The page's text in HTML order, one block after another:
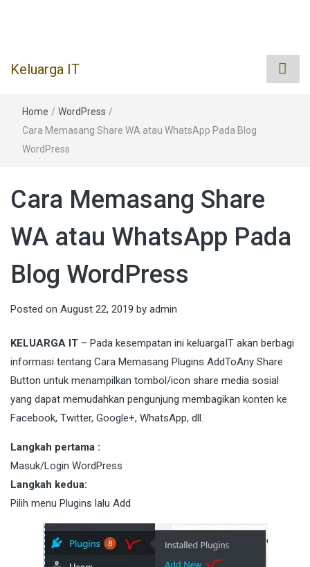
Keluarga IT
Home / WordPress /
Cara Memasang Share WA atau WhatsApp Pada Blog
WordPress
Cara Memasang Share
WA atau WhatsApp Pada
Blog WordPress
Posted on August 22, 2019 by admin
KELUARGA IT – Pada kesempatan ini keluargaIT akan berbagi
informasi tentang Cara Memasang Plugins AddToAny Share
Button untuk menampilkan tombol/icon share media sosial
yang dapat memudahkan pengunjung membagikan konten ke
Facebook, Twitter, Google+, WhatsApp, dll.
Langkah pertama :
Masuk/Login WordPress
Langkah kedua:
Pilih menu Plugins lalu Add